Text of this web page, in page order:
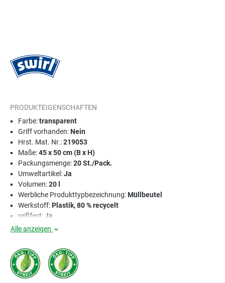
PRODUKTEIGENSCHAFTEN
Farbe:transparent
Griff vorhanden:Nein
Hrst. Mat. Nr.:219053
Maße:45 x 50 cm (B x H)
Packungsmenge:20 St./Pack.
Umweltartikel:Ja
Volumen:20 l
Werbliche Produkttypbezeichnung:Müllbeutel
Werkstoff:Plastik, 80 % recycelt
reißfest:Ja
Alle anzeigen